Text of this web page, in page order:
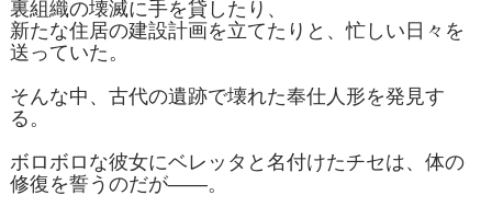
裏組織の壊滅に手を貸したり、
新たな住居の建設計画を立てたりと、忙しい日々を
送っていた。
そんな中、古代の遺跡で壊れた奉仕人形を発見す
る。
ボロボロな彼女にベレッタと名付けたチセは、体の
修復を誓うのだが――。